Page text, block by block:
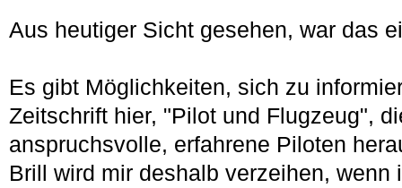
Aus heutiger Sicht gesehen, war das
Es gibt Möglichkeiten, sich zu
Zeitschrift hier, "Pilot und Flugzeug",
anspruchsvolle, erfahrene Piloten
Brill wird mir deshalb verzeihen, wenn